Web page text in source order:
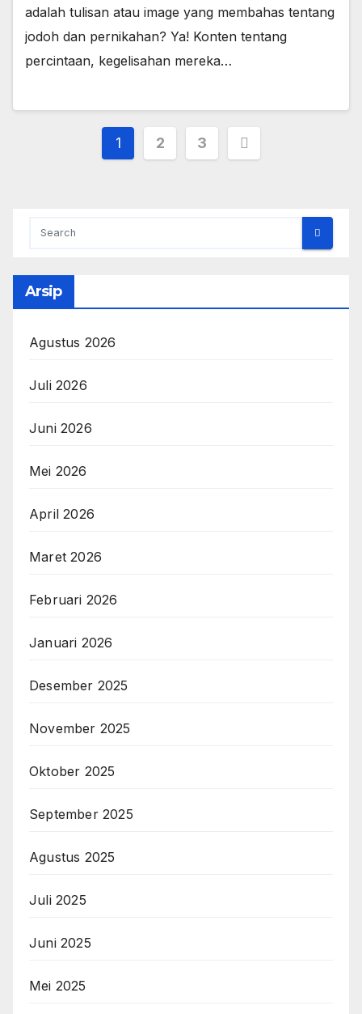
adalah tulisan atau image yang membahas tentang
jodoh dan pernikahan? Ya! Konten tentang
percintaan, kegelisahan mereka…
Paginasi
1 2 3
Arsip
Agustus 2026
Juli 2026
Juni 2026
Mei 2026
April 2026
Maret 2026
Februari 2026
Januari 2026
Desember 2025
November 2025
Oktober 2025
September 2025
Agustus 2025
Juli 2025
Juni 2025
Mei 2025